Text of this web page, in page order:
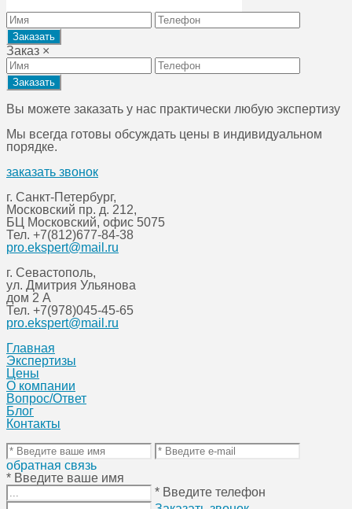
Заказ ×
Вы можете заказать у нас практически любую экспертизу
Мы всегда готовы обсуждать цены в индивидуальном
порядке.
заказать звонок
г. Санкт-Петербург,
Московский пр. д. 212,
БЦ Московский, офис 5075
Тел. +7(812)677-84-38
pro.ekspert@mail.ru
г. Севастополь,
ул. Дмитрия Ульянова
дом 2 А
Тел. +7(978)045-45-65
pro.ekspert@mail.ru
Главная
Экспертизы
Цены
О компании
Вопрос/Ответ
Блог
Контакты
обратная связь
* Введите ваше имя
* Введите телефон